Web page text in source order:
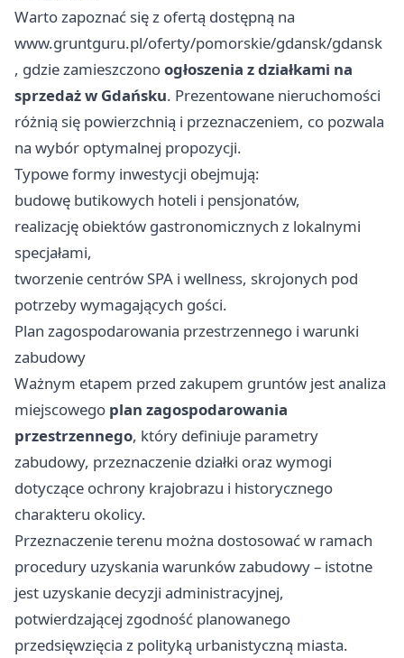
Warto zapoznać się z ofertą dostępną na
www.gruntguru.pl/oferty/pomorskie/gdansk/gdansk
, gdzie zamieszczonoogłoszenia z działkami na
sprzedaż w Gdańsku. Prezentowane nieruchomości
różnią się powierzchnią i przeznaczeniem, co pozwala
na wybór optymalnej propozycji.
Typowe formy inwestycji obejmują:
budowę butikowych hoteli i pensjonatów,
realizację obiektów gastronomicznych z lokalnymi
specjałami,
tworzenie centrów SPA i wellness, skrojonych pod
potrzeby wymagających gości.
Plan zagospodarowania przestrzennego i warunki
zabudowy
Ważnym etapem przed zakupem gruntów jest analiza
miejscowego plan zagospodarowania
przestrzennego, który definiuje parametry
zabudowy, przeznaczenie działki oraz wymogi
dotyczące ochrony krajobrazu i historycznego
charakteru okolicy.
Przeznaczenie terenu można dostosować w ramach
procedury uzyskania warunków zabudowy – istotne
jest uzyskanie decyzji administracyjnej,
potwierdzającej zgodność planowanego
przedsięwzięcia z polityką urbanistyczną miasta.